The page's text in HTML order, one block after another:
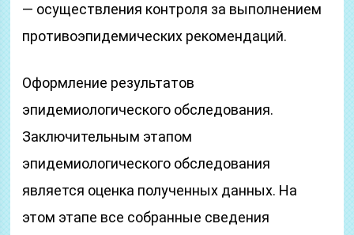
— осуществления контроля за выполнением
противоэпидемических рекомендаций.
Оформление результатов
эпидемиологического обследования.
Заключительным этапом
эпидемиологического обследования
является оценка полученных данных. На
этом этапе все собранные сведения